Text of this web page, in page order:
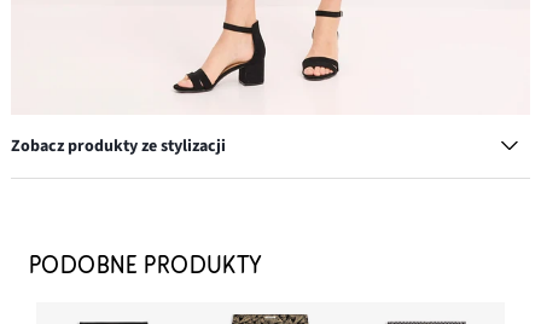
Zobacz produkty ze stylizacji
67,99 zł
DODAJ DO KOSZYKA
PODOBNE PRODUKTY